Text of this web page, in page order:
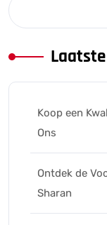
Koop een
Ons
Ontdek de
Sharan